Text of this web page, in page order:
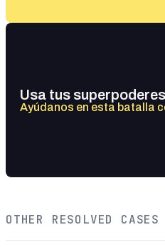
Usa tus superpoderes
Ayúdanos en esta batalla
OTHER RESOLVED CASES